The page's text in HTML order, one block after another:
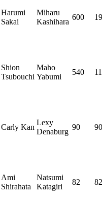
Harumi
Sakai
Miharu
Kashihara
600
Shion
Tsubouchi
Maho
Yabumi
540
Carly Kan
Lexy
Denaburg
90 90
Ami
Shirahata
Natsumi
Katagiri
82 82